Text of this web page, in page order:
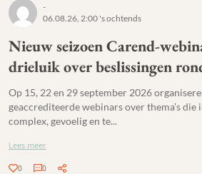
-
06.08.26, 2:00 's ochtends
Nieuw seizoen Carend-
drieluik over beslissingen
Op 15, 22 en 29 september 2026
geaccrediteerde webinars over thema’s die
complex, gevoelig en te...
Lees meer
0 0